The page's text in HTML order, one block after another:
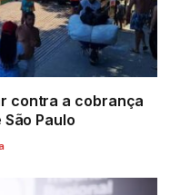
contra a cobrança
Paulo